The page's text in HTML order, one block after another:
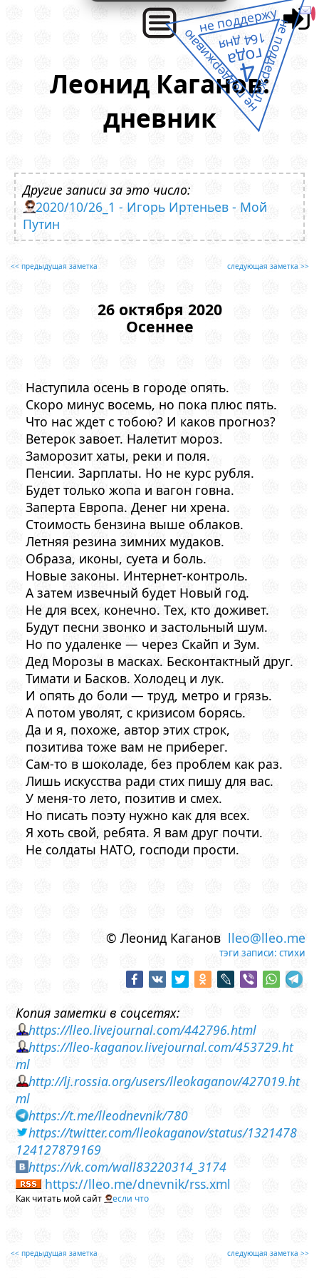
Леонид Каганов:
дневник
Другие записи за это число:
2020/10/26_1 - Игорь Иртеньев - Мой
Путин
<< предыдущая заметка следующая заметка >>
26 октября 2020
Осеннее
Наступила осень в городе опять.
Скоро минус восемь, но пока плюс пять.
Что нас ждет с тобою? И каков прогноз?
Ветерок завоет. Налетит мороз.
Заморозит хаты, реки и поля.
Пенсии. Зарплаты. Но не курс рубля.
Будет только жопа и вагон говна.
Заперта Европа. Денег ни хрена.
Стоимость бензина выше облаков.
Летняя резина зимних мудаков.
Образа, иконы, суета и боль.
Новые законы. Интернет-контроль.
А затем извечный будет Новый год.
Не для всех, конечно. Тех, кто доживет.
Будут песни звонко и застольный шум.
Но по удаленке — через Скайп и Зум.
Дед Морозы в масках. Бесконтактный друг.
Тимати и Басков. Холодец и лук.
И опять до боли — труд, метро и грязь.
А потом уволят, с кризисом борясь.
Да и я, похоже, автор этих строк,
позитива тоже вам не приберег.
Сам-то в шоколаде, без проблем как раз.
Лишь искусства ради стих пишу для вас.
У меня-то лето, позитив и смех.
Но писать поэту нужно как для всех.
Я хоть свой, ребята. Я вам друг почти.
Не солдаты НАТО, господи прости.
© Леонид Каганов lleo@lleo.me
тэги записи: стихи
Копия заметки в соцсетях:
https://lleo.livejournal.com/442796.html
https://lleo-kaganov.livejournal.com/453729.ht
ml
http://lj.rossia.org/users/lleokaganov/427019.ht
ml
https://t.me/lleodnevnik/780
https://twitter.com/lleokaganov/status/1321478
124127879169
https://vk.com/wall83220314_3174
https://lleo.me/dnevnik/rss.xml
Как читать мой сайт если что
<< предыдущая заметка следующая заметка >>
не поддержал
не поддерживаю
не поддержу
4
года
164 дня